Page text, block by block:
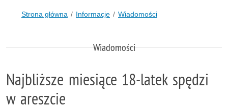
Strona główna Informacje Wiadomości
Wiadomości
Najbliższe miesiące 18-latek spędzi
w areszcie